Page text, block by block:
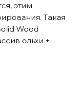
этим
Такая
Wood
ольхи +